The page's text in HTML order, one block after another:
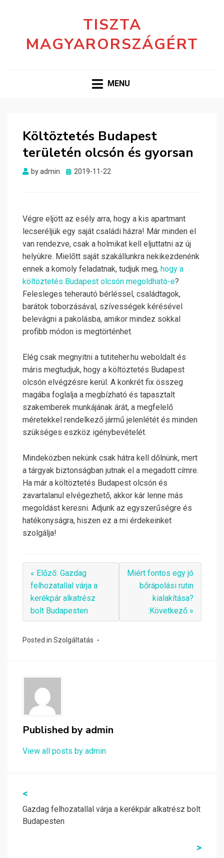
TISZTA
MAGYARORSZÁGÉRT
MENU
Költöztetés Budapest
területén olcsón és gyorsan
byadmin
Posted
2019-11-22
Végre eljött az esély arra, hogy a kis apartmant
lecseréljük egy saját családi házra! Már minden el
van rendezve, csak a holmikat kell eljuttatni az új
helyükre. Mielőtt saját szakállunkra nekikezdenénk
ennek a komoly feladatnak, tudjuk meg, hogy a
költöztetés Budapest olcsón megoldható-e?
Felesleges teherautó bérléssel, családtagok,
barátok toborzásával, szívességek kérésével
belevágni a pakolásba, amikor mindez sokkal
profibb módon is megtörténhet.
Elég csak megnyitni a tutiteher.hu weboldalt és
máris megtudjuk, hogy a költöztetés Budapest
olcsón elvégzésre kerül. A konkrét fix összeg
magába foglalja a megbízható és tapasztalt
szakemberek munkájának árát, a megfelelő
méretekkel rendelkező jármű jelenlétét és minden
szükséges eszköz igénybevételét.
Mindeközben nekünk csak hátra kell dőlnünk, mert
a tárgyak biztonságban jutnak el a megadott címre.
Ha már a költöztetés Budapest olcsón és
zavartalanul elvégezhető, akkor kár lenne más
megoldást keresni. Adjunk az egyszerűségre és
hatékonyságra, hiszen ez a mi érdekeinket
szolgálja!
« Előző: Gazdag
felhozatallal várja a
kerékpár alkatrész
bolt Budapesten
Miért fontos egy jó
bőrápolási rutin
kialakítása?
:Következő »
Posted in Szolgáltatás
Published by admin
View all posts by admin
Bejegyzés
navigáció
<
Gazdag felhozatallal várja a kerékpár alkatrész bolt
Budapesten
>